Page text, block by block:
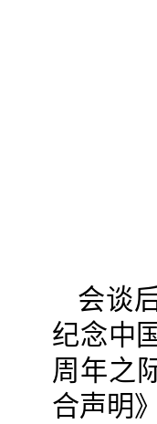
会谈
纪念中
周年之
合声明》